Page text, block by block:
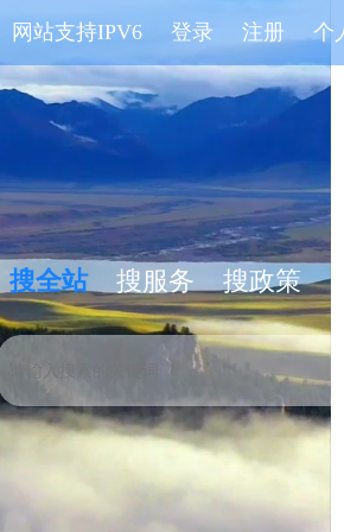
网站支持IPV6 登录 注册 个
搜全站 搜服务 搜政策